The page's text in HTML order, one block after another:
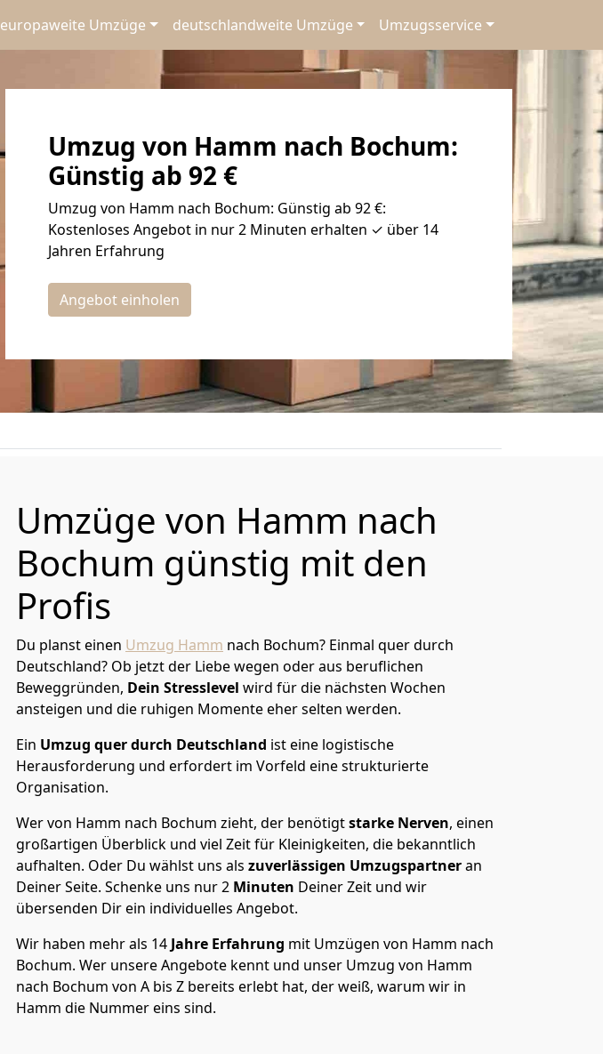
europaweite Umzüge deutschlandweite Umzüge Umzugsservice
Umzug von Hamm nach Bochum:
Günstig ab 92 €
Umzug von Hamm nach Bochum: Günstig ab 92 €:
Kostenloses Angebot in nur 2 Minuten erhalten ✓ über 14
Jahren Erfahrung
Angebot einholen
Umzüge von Hamm nach
Bochum günstig mit den
Profis
Du planst einen Umzug Hamm nach Bochum? Einmal quer durch
Deutschland? Ob jetzt der Liebe wegen oder aus beruflichen
Beweggründen, Dein Stresslevel wird für die nächsten Wochen
ansteigen und die ruhigen Momente eher selten werden.
Ein Umzug quer durch Deutschland ist eine logistische
Herausforderung und erfordert im Vorfeld eine strukturierte
Organisation.
Wer von Hamm nach Bochum zieht, der benötigtstarke Nerven, einen
großartigen Überblick und viel Zeit für Kleinigkeiten, die bekanntlich
aufhalten. Oder Du wählst uns als zuverlässigen Umzugspartneran
Deiner Seite. Schenke uns nur2 Minuten Deiner Zeit und wir
übersenden Dir ein individuelles Angebot.
Wir haben mehr als 14 Jahre Erfahrung mit Umzügen von Hamm nach
Bochum. Wer unsere Angebote kennt und unser Umzug von Hamm
nach Bochum von A bis Z bereits erlebt hat, der weiß, warum wir in
Hamm die Nummer eins sind.